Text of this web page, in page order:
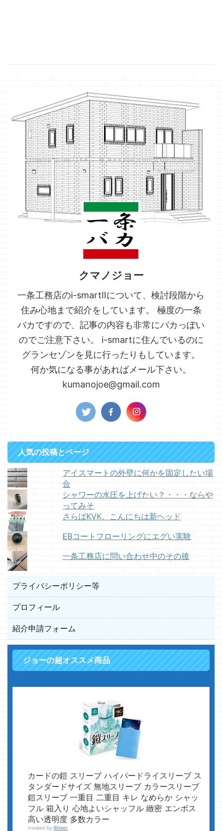
クマノジョー
一条工務店のi-smartⅡについて、検討段階から
住み心地まで紹介をしています。 極度の一条
バカですので、記事の内容も非常にバカっぽい
のでご注意下さい。 i-smartに住んでいるのに
グランセゾンを見に行ったりもしています。
何か気になる事があればメール下さい。
kumanojoe@gmail.com
人気の投稿とページ
アイスマートの外壁に何かを固定したい場
合
シャワーの水圧を上げたい？・・・ならや
ってみそ
さらばKVK、こんにちは新ヘッド
EBコートフローリングにエグい実験
一条工務店に問い合わせ中のその後
プライバシーポリシー等
プロフィール
紹介申請フォーム
ジョーの超オススメ商品
カードの鎧 スリーブ ハイパードライスリーブ ス
タンダードサイズ 無地スリーブ カラースリーブ
鎧スリーブ 一重目 二重目 キレ なめらか シャッ
フル 箱入り 心地よいシャッフル 緻密 エンボス
高い透明度 多数カラー
created by Rinker